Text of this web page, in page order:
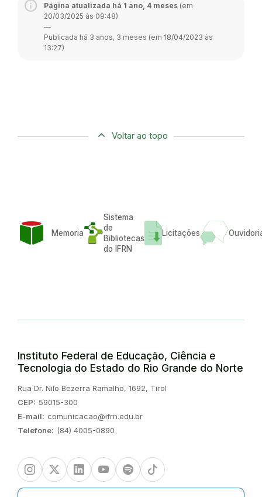
Página atualizada há 1 ano, 4 meses (em
20/03/2025 às 09:48)
—
Publicada há 3 anos, 3 meses (em 18/04/2023 às
13:27)
Voltar ao topo
Memoria
Sistema
de
Bibliotecas
do IFRN
Licitações
Instituto Federal de Educação, Ciência e
Tecnologia do Estado do Rio Grande do Norte
Endereço:
Rua Dr. Nilo Bezerra Ramalho, 1692, Tirol
CEP: 59015-300
E-mail: comunicacao@ifrn.edu.br
Telefone: (84) 4005-0890
InstagramTwitter/XLinkedinYoutubeSpotify TikTok